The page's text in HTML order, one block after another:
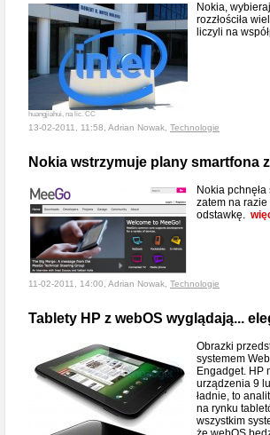
huangjiahui, na lic. CC
Nokia,
rozzłościła
liczyli na
13-02-2011, 11:58, Adrian Nowak, Technologie
Nokia wstrzymuje plany smartfona
Nokia
zatem na
odstawkę.
11-02-2011, 14:00, Adrian Nowak, Technologie
Tablety HP z webOS wyglądają...
Obrazki
systemem
Engadget. HP
urządzenia 9
ładnie, to
na rynku
wszystkim